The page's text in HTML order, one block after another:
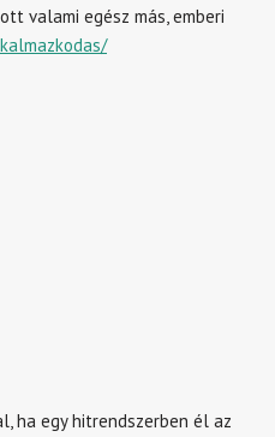
valami egész más, emberi
ha egy hitrendszerben él az